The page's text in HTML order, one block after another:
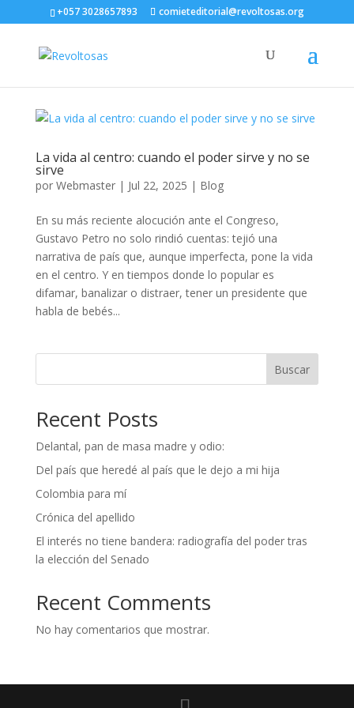
+057 3028657893 comieteditorial@revoltosas.org
La vida al centro: cuando el poder sirve y no se
sirve
por Webmaster| Jul 22, 2025 | Blog
En su más reciente alocución ante el Congreso,
Gustavo Petro no solo rindió cuentas: tejió una
narrativa de país que, aunque imperfecta, pone la vida
en el centro. Y en tiempos donde lo popular es
difamar, banalizar o distraer, tener un presidente que
habla de bebés...
Buscar
Recent Posts
Delantal, pan de masa madre y odio:
Del país que heredé al país que le dejo a mi hija
Colombia para mí
Crónica del apellido
El interés no tiene bandera: radiografía del poder tras
la elección del Senado
Recent Comments
No hay comentarios que mostrar.